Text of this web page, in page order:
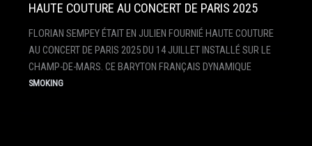
HAUTE COUTURE AU CONCERT DE PARIS 2025
FLORIAN SEMPEY ÉTAIT EN JULIEN FOURNIÉ HAUTE COUTURE
AU CONCERT DE PARIS 2025 DU 14 JUILLET INSTALLÉ SUR LE
CHAMP-DE-MARS. CE BARYTON FRANÇAIS DYNAMIQUE
SMOKING